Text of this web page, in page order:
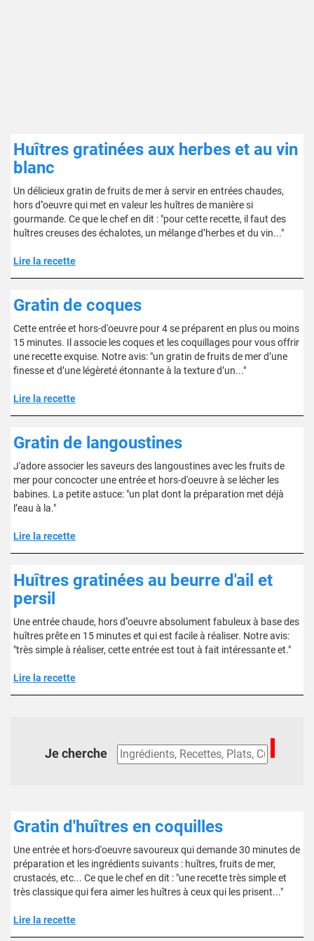
Huîtres gratinées aux herbes et au vin
blanc
Un délicieux gratin de fruits de mer à servir en entrées chaudes,
hors d''oeuvre qui met en valeur les huîtres de manière si
gourmande. Ce que le chef en dit : "pour cette recette, il faut des
huîtres creuses des échalotes, un mélange d’herbes et du vin..."
Lire la recette
Gratin de coques
Cette entrée et hors-d'oeuvre pour 4 se préparent en plus ou moins
15 minutes. Il associe les coques et les coquillages pour vous offrir
une recette exquise. Notre avis: "un gratin de fruits de mer d’une
finesse et d’une légèreté étonnante à la texture d’un..."
Lire la recette
Gratin de langoustines
J'adore associer les saveurs des langoustines avec les fruits de
mer pour concocter une entrée et hors-d'oeuvre à se lécher les
babines. La petite astuce: "un plat dont la préparation met déjà
l’eau à la."
Lire la recette
Huîtres gratinées au beurre d'ail et
persil
Une entrée chaude, hors d''oeuvre absolument fabuleux à base des
huîtres prête en 15 minutes et qui est facile à réaliser. Notre avis:
"très simple à réaliser, cette entrée est tout à fait intéressante et."
Lire la recette
Je cherche
Gratin d'huîtres en coquilles
Une entrée et hors-d'oeuvre savoureux qui demande 30 minutes de
préparation et les ingrédients suivants : huîtres, fruits de mer,
crustacés, etc... Ce que le chef en dit : "une recette très simple et
très classique qui fera aimer les huîtres à ceux qui les prisent..."
Lire la recette